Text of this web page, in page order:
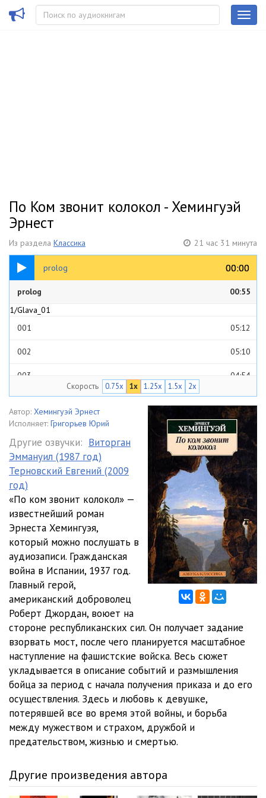
По Ком звонит колокол - Хемингуэй
Эрнест
Из раздела Классика 21 час 31 минута
prolog 00:00
00:00
00:55
1/Glava_00
prolog
00:55
1/Glava_01
001
05:12
002 05:10
003 04:54
004 04:39
005 05:03
006 04:58
007 05:11
008 05:38
009
05:29
1/Glava_02
001
04:51
002 05:16
003
004 04:39
005 05:37
006 04:36
007
008
009
001
Скорость 0.75x 1x 1.25x 1.5x 2x
Автор: Хемингуэй Эрнест
Исполняет: Григорьев Юрий
Другие озвучки: Виторган
Эммануил (1987 год)
Терновский Евгений (2009
год)
«По ком звонит колокол» —
известнейший роман
Эрнеста Хемингуэя,
который можно послушать в
аудиозаписи. Гражданская
война в Испании, 1937 год.
Главный герой,
американский доброволец
Роберт Джордан, воюет на
стороне республиканских сил. Он получает задание
взорвать мост, после чего планируется масштабное
наступление на фашистские войска. Весь сюжет
укладывается в описание событий и размышления
бойца за период с начала получения приказа и до его
осуществления. Здесь и любовь к девушке,
потерявшей все во время этой войны, и борьба
между мужеством и страхом, дружбой и
предательством, жизнью и смертью.
Другие произведения автора